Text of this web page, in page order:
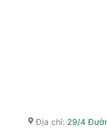
Địa chỉ: 29/4